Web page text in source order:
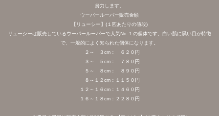
努力します。
ウーパールーパー販売金額
【リューシー】(１匹あたりの値段)
リューシーは販売しているウーパールーパーで人気No.１の個体です。白い肌に黒い目が特徴
で、一般的によく知られた個体になります。
２～ ３cm： ６２０円
３～ ５cm： ７８０円
５～ ８cm： ８９０円
８～１２cm：１１５０円
１２～１６cm：１４６０円
１６～１８cm：２２８０円